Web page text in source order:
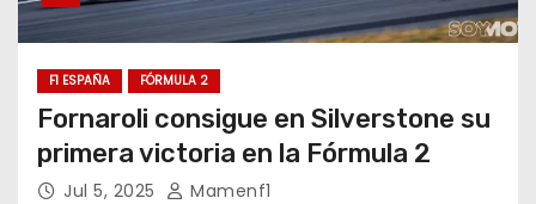
F1 ESPAÑA FÓRMULA 2
Fornaroli consigue en Silverstone su
primera victoria en la Fórmula 2
Jul 5, 2025 Mamenf1